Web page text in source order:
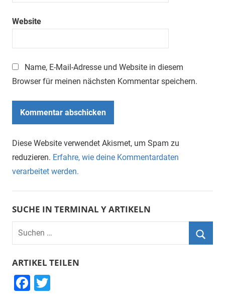
Website
Name, E-Mail-Adresse und Website in diesem
Browser für meinen nächsten Kommentar speichern.
Diese Website verwendet Akismet, um Spam zu
reduzieren. Erfahre, wie deine Kommentardaten
verarbeitet werden.
SUCHE IN TERMINAL Y ARTIKELN
Suchen
nach:
ARTIKEL TEILEN
F